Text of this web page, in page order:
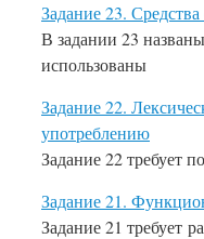
Задание 23.
В задании 23
использованы
Задание 22.
употреблению
Задание 22требует
Задание 21.
Задание 21 требует